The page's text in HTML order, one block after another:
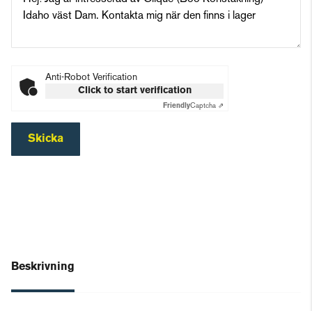
Anti-Robot Verification
Click to start verification
FriendlyCaptcha ⇗
Skicka
Beskrivning